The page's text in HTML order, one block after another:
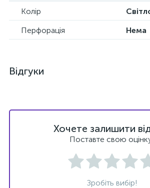
Колір
Перфорація
Нема
Відгуки
Хочете залишити
Поставте свою
Зробіть вибір!